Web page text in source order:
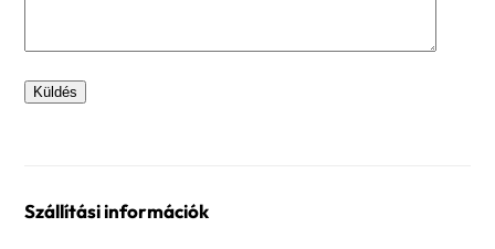
Szállítási információk